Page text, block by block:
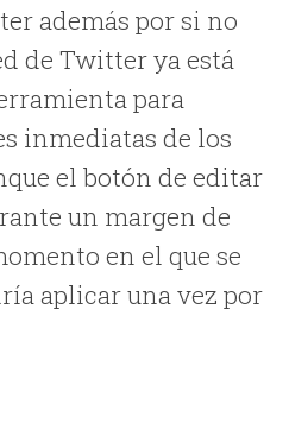
ademáspor si no
de Twitter ya está
para
inmediatas de los
el botón de editar
un margen de
en el que se
aplicar una vez por